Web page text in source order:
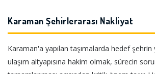
Karaman Şehirlerarası Nakliyat
Karaman'a yapılan taşımalarda hedef şehrin
ulaşım altyapısına hakim olmak, sürecin